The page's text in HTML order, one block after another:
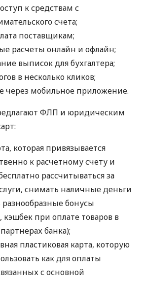
к средствам с
счета;
поставщикам;
расчеты онлайн и офлайн;
выписок для бухгалтера;
в несколько кликов;
через мобильное приложение.
ФЛП и юридическим
которая привязывается
к расчетному счету и
рассчитываться за
снимать наличные деньги
разнообразные бонусы
при оплате товаров в
банка);
пластиковая карта, которую
как для оплаты
с основной